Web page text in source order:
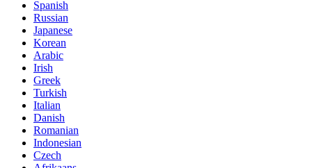
Spanish
Russian
Japanese
Korean
Arabic
Irish
Greek
Turkish
Italian
Danish
Romanian
Indonesian
Czech